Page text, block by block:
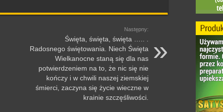
Następny:
Święta, święta, święta ….. .
Radosnego świętowania. Niech Święta
Wielkanocne staną się dla nas
potwierdzeniem na to, że nic się nie
kończy i w chwili naszej ziemskiej
śmierci, zaczyna się życie wieczne w
krainie szczęśliwości.